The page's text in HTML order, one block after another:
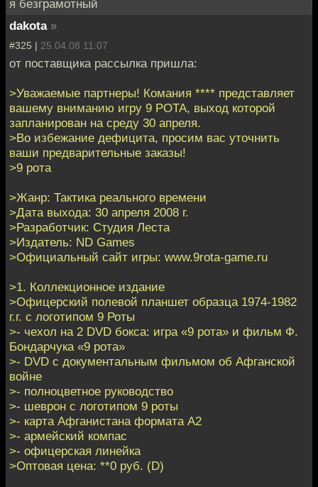
я безграмотный
dakota »
#325 | 25.04.08 11:07
от поставщика рассылка пришла:
>Уважаемые партнеры! Комания **** представляет
вашему вниманию игру 9 РОТА, выход которой
запланирован на среду 30 апреля.
>Во избежание дефицита, просим вас уточнить
ваши предварительные заказы!
>9 рота
>Жанр: Тактика реального времени
>Дата выхода: 30 апреля 2008 г.
>Разработчик: Студия Леста
>Издатель: ND Games
>Официальный сайт игры: www.9rota-game.ru
>1. Коллекционное издание
>Офицерский полевой планшет образца 1974-1982
г.г. с логотипом 9 Роты
>- чехол на 2 DVD бокса: игра «9 рота» и фильм Ф.
Бондарчука «9 рота»
>- DVD с документальным фильмом об Афганской
войне
>- полноцветное руководство
>- шеврон с логотипом 9 роты
>- карта Афганистана формата А2
>- армейский компас
>- офицерская линейка
>Оптовая цена: **0 руб. (D)